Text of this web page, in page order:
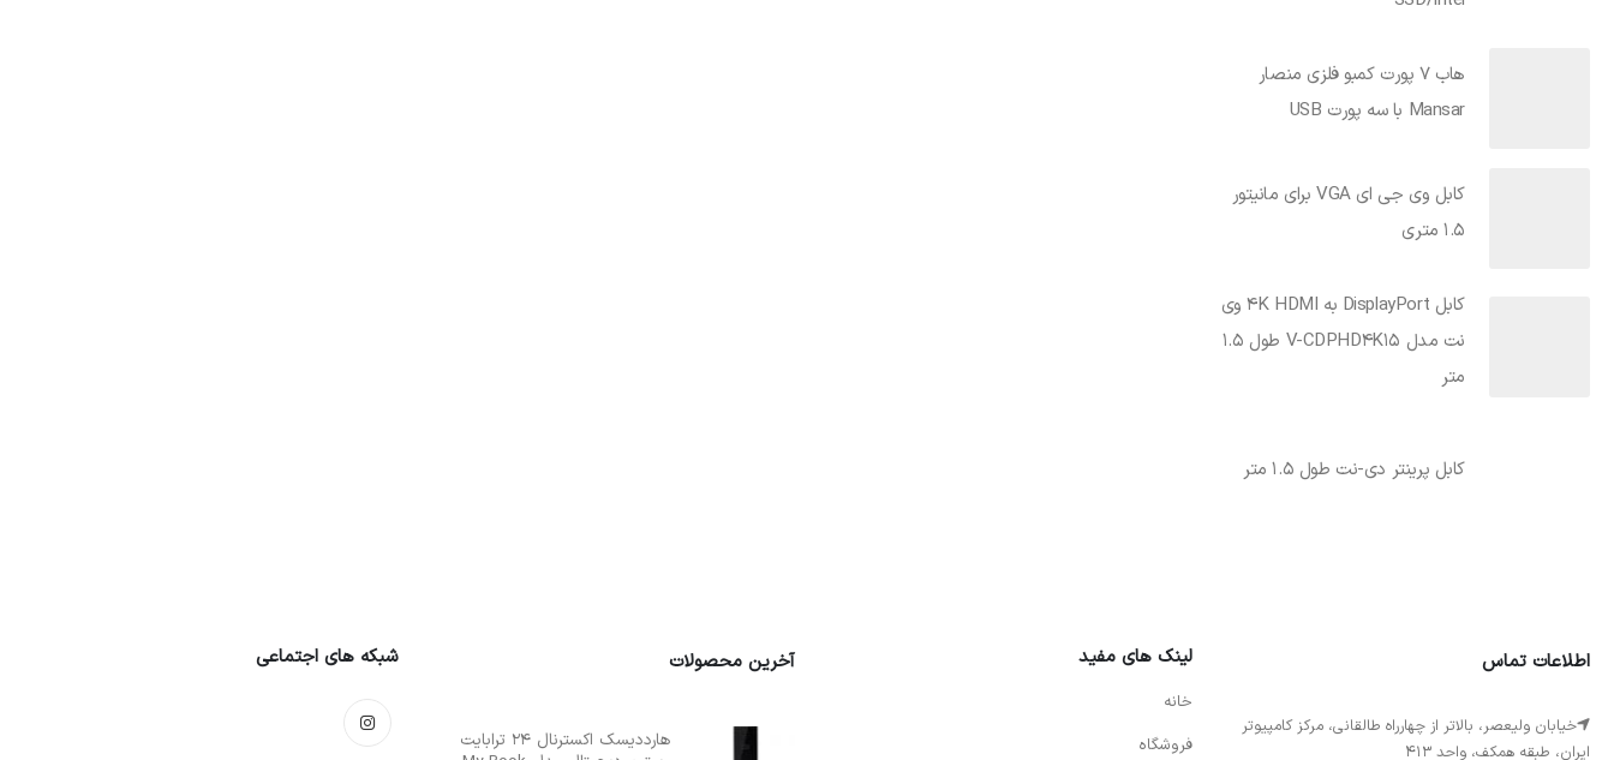
هاب 7 پورت کمبو فلزی منصار
Mansar با سه پورت USB
کابل وی جی ای VGA برای مانیتور
1.5 متری
کابل DisplayPort به 4K HDMI وی
نت مدل V-CDPHD4K15 طول 1.5
متر
کابل پرینتر دی-نت طول 1.5 متر
اطلاعات تماس
خیابان ولیعصر، بالاتر از چهارراه طالقانی، مرکز کامپیوتر
ایران، طبقه همکف، واحد 413
لینک های مفید
خانه
فروشگاه
آخرین محصولات
هارددیسک اکسترنال 24 ترابایت
شبکه های اجتماعی